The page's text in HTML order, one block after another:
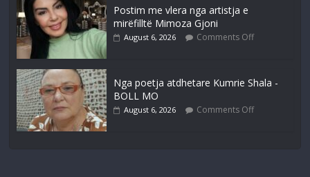
Postim me vlera nga artistja e
mirëfilltë Mimoza Gjoni
August 6, 2026 Comments Off
Nga poetja atdhetare Kumrie Shala -
BOLL MO
August 6, 2026 Comments Off